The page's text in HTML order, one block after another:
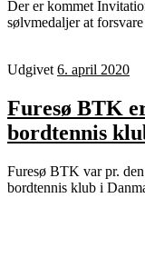
Der er kommet
sølvmedaljer at
Udgivet 6. april 2020
Furesø BTK
bordtennis
Furesø BTK var pr.
bordtennis klub i